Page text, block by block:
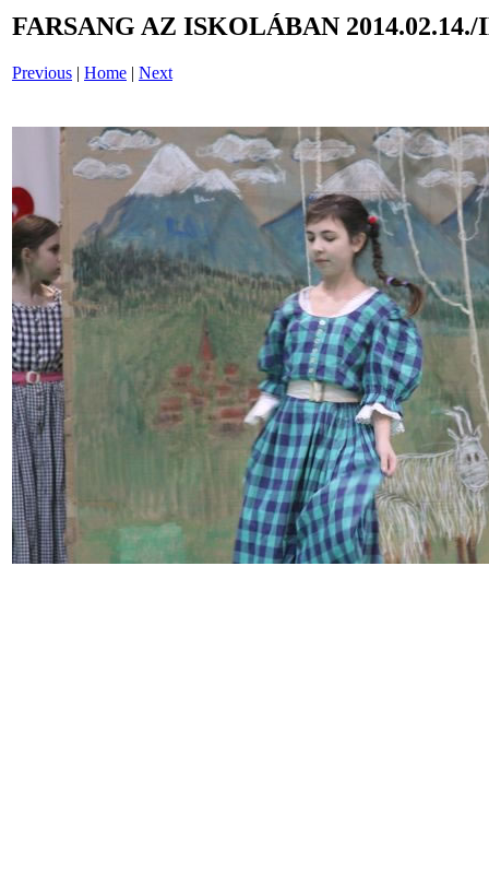
FARSANG AZ ISKOLÁBAN 2014.02.14./
Previous | Home | Next